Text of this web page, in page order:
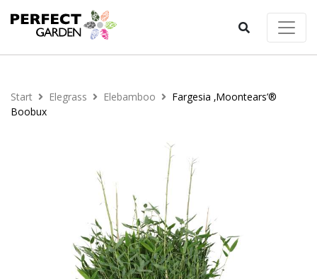
Start Elegrass Elebamboo
Fargesia ‚Moontears’®
Boobux